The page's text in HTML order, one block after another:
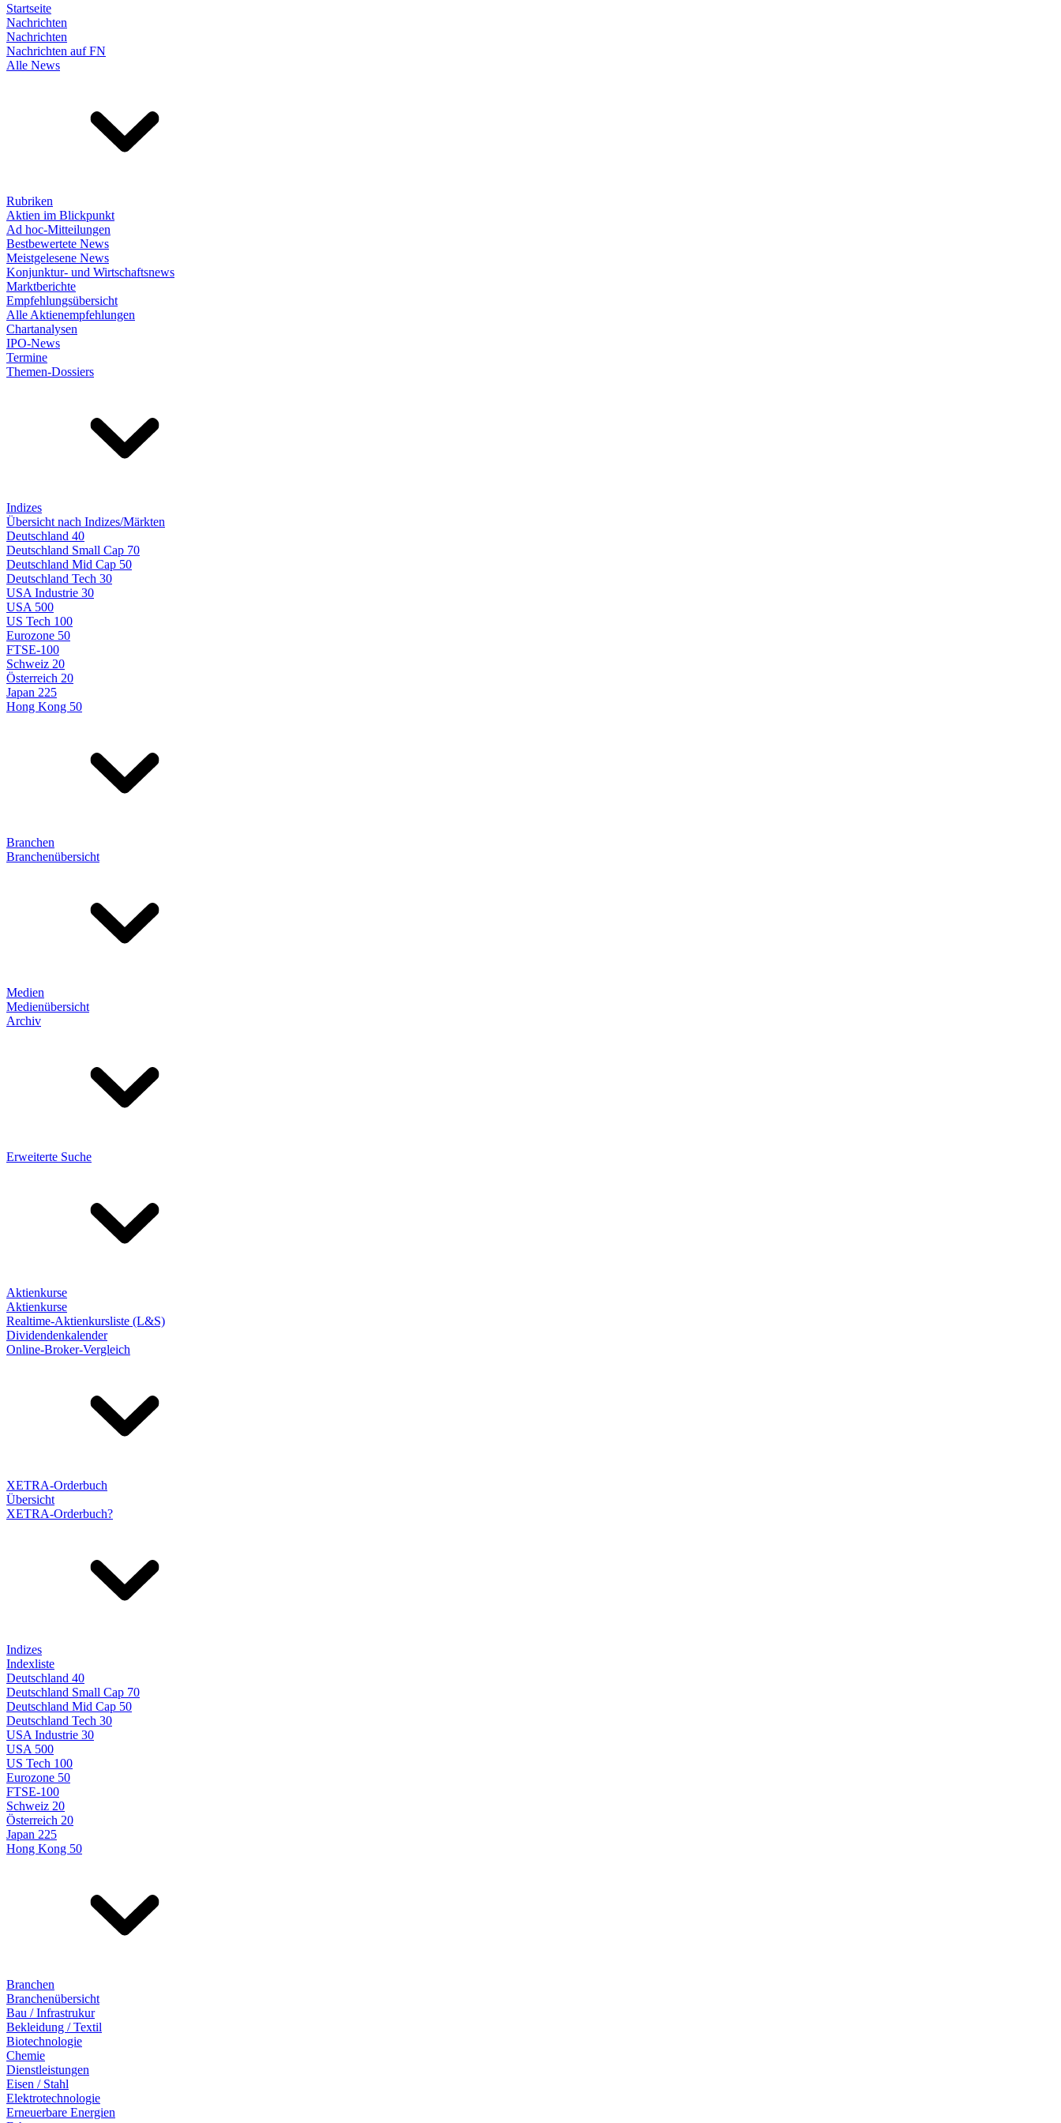
Startseite
Nachrichten
Nachrichten
Nachrichten auf FN
Alle News
Rubriken
Aktien im Blickpunkt
Ad hoc-Mitteilungen
Bestbewertete News
Meistgelesene News
Konjunktur- und Wirtschaftsnews
Marktberichte
Empfehlungsübersicht
Alle Aktienempfehlungen
Chartanalysen
IPO-News
Termine
Themen-Dossiers
Indizes
Übersicht nach Indizes/Märkten
Deutschland 40
Deutschland Small Cap 70
Deutschland Mid Cap 50
Deutschland Tech 30
USA Industrie 30
USA 500
US Tech 100
Eurozone 50
FTSE-100
Schweiz 20
Österreich 20
Japan 225
Hong Kong 50
Branchen
Branchenübersicht
Medien
Medienübersicht
Archiv
Erweiterte Suche
Aktienkurse
Aktienkurse
Realtime-Aktienkursliste (L&S)
Dividendenkalender
Online-Broker-Vergleich
XETRA-Orderbuch
Übersicht
XETRA-Orderbuch?
Indizes
Indexliste
Deutschland 40
Deutschland Small Cap 70
Deutschland Mid Cap 50
Deutschland Tech 30
USA Industrie 30
USA 500
US Tech 100
Eurozone 50
FTSE-100
Schweiz 20
Österreich 20
Japan 225
Hong Kong 50
Branchen
Branchenübersicht
Bau / Infrastrukur
Bekleidung / Textil
Biotechnologie
Chemie
Dienstleistungen
Eisen / Stahl
Elektrotechnologie
Erneuerbare Energien